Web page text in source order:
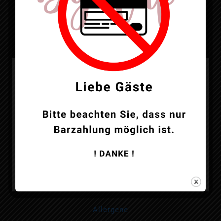
Telefon:
05641-7467388
Allergene